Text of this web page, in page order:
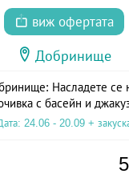
виж офертата
Добринище
Насладете се
с басейн и
24.06 - 20.09 +